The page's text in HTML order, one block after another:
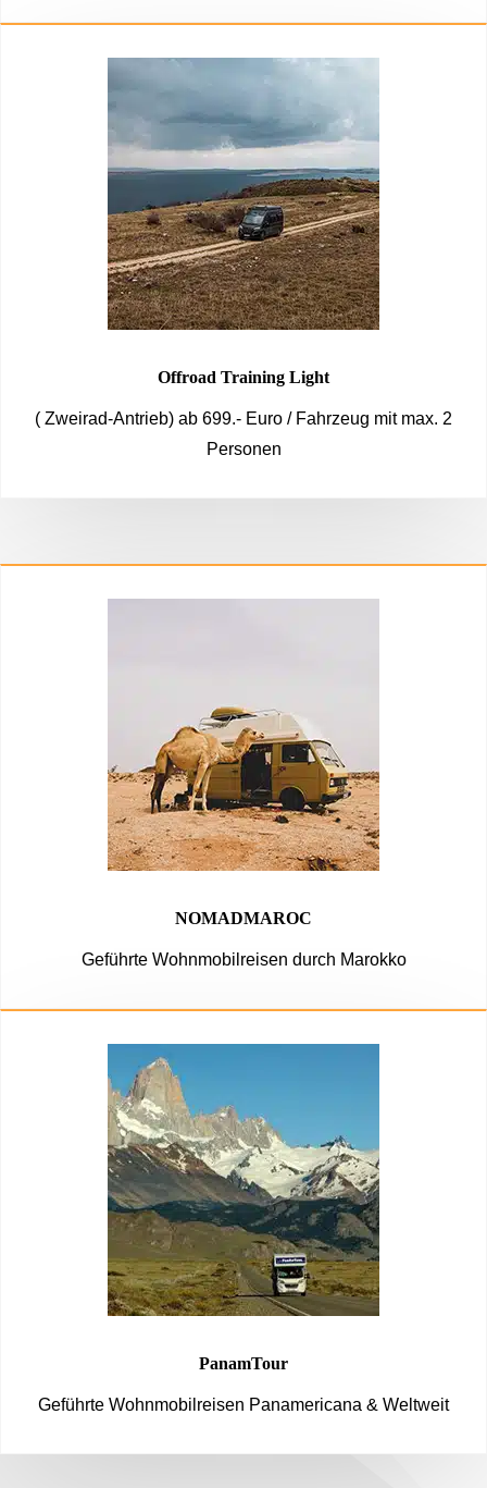
Offroad Training Light
( Zweirad-Antrieb) ab 699.- Euro / Fahrzeug mit max. 2
Personen
NOMADMAROC
Geführte Wohnmobilreisen durch Marokko
PanamTour
Geführte Wohnmobilreisen Panamericana & Weltweit